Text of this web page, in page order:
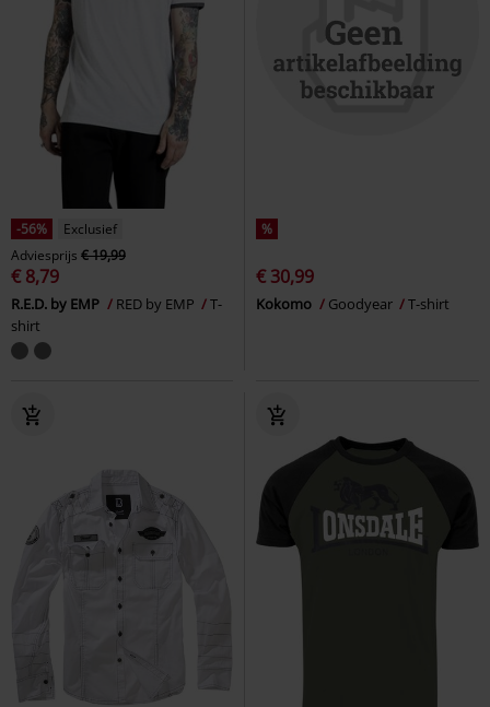
-56%
Exclusief
Adviesprijs € 19,99
€ 8,79
R.E.D. by EMP RED by EMP
T-
shirt
%
€ 30,99
Kokomo Goodyear T-shirt